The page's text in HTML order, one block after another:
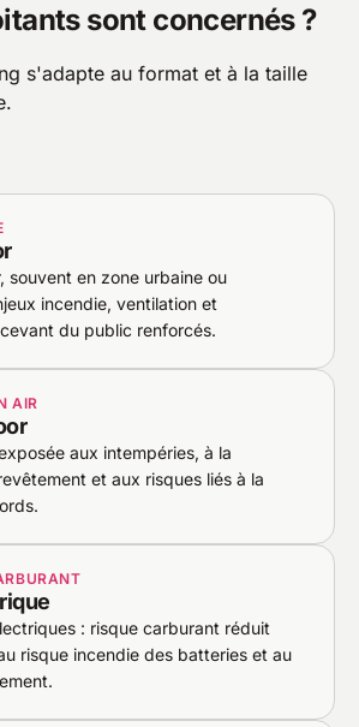
sont concernés ?
s'adapte au format et à la taille
souvent en zone urbaine ou
incendie, ventilation et
du public renforcés.
AIR
aux intempéries, à la
et aux risques liés à la
: risque carburant réduit
risque incendie des batteries et au